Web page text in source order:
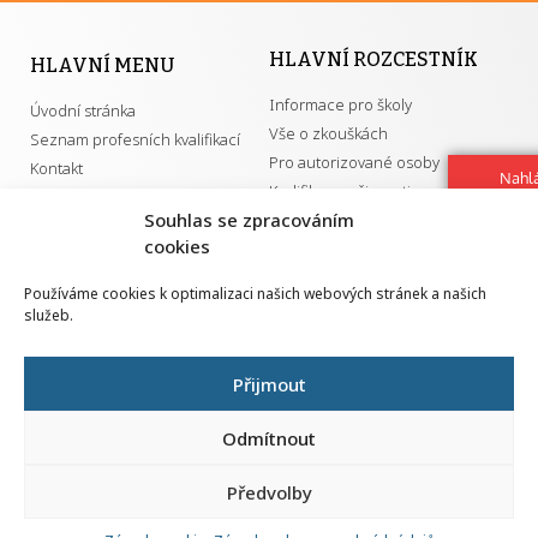
Souhlas se zpracováním
cookies
Používáme cookies k optimalizaci našich webových stránek a našich
služeb.
Přijmout
Odmítnout
Předvolby
HLAVNÍ MENU
Úvodní stránka
Seznam profesních kvalifikací
Kontakt
HLAVNÍ ROZCESTNÍK
Informace pro školy
Vše o zkouškách
Pro autorizované osoby
Kvalifikace a živnosti
GDPR
Národní pedagogický institut ČR
Senovážné náměstí 25
110 00 Praha 1